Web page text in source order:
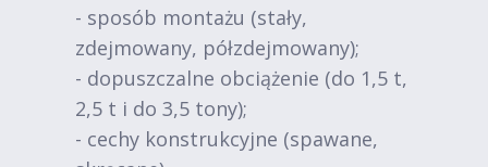
- sposób montażu (stały,
zdejmowany, półzdejmowany);
- dopuszczalne obciążenie (do 1,5 t,
2,5 t i do 3,5 tony);
- cechy konstrukcyjne (spawane,